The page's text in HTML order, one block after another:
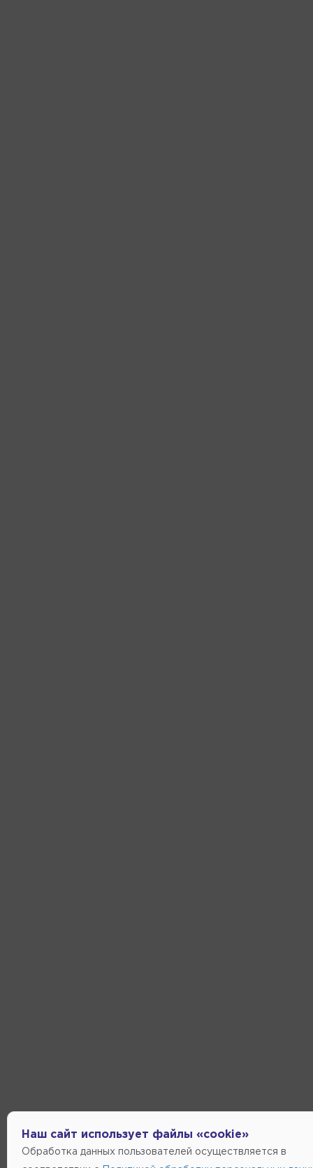
Наш сайт использует файлы «cookie»
Обработка данных пользователей осуществляется в